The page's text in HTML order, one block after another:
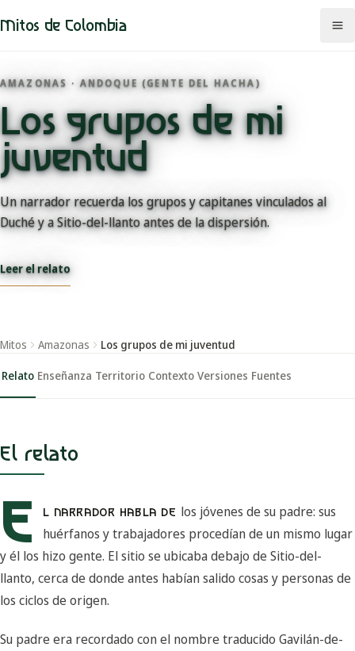
Mitos de Colombia
Mitos
Regiones
Comunidades
Rutas
AMAZONAS · ANDOQUE (GENTE DEL HACHA)
Los grupos de mi
juventud
Un narrador recuerda los grupos y capitanes vinculados al
Duché y a Sitio-del-llanto antes de la dispersión.
Leer el relato
Mitos Amazonas Los grupos de mi juventud
Relato Enseñanza Territorio Contexto Versiones Fuentes
El relato
E L NARRADOR HABLA DE los jóvenes de su padre: sus
huérfanos y trabajadores procedían de un mismo lugar
y él los hizo gente. El sitio se ubicaba debajo de Sitio-del-
llanto, cerca de donde antes habían salido cosas y personas de
los ciclos de origen.
Su padre era recordado con el nombre traducido Gavilán-de-